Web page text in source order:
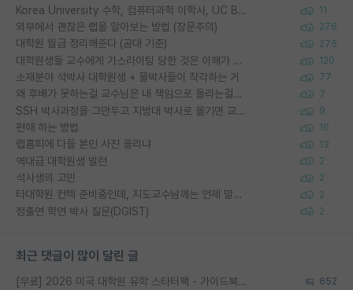
Korea University 수학, 컴퓨터과학 이학사, UC Berkeley 산업공학 대학원 공학박사가 되는 것은 쉽지 않겠죠? 11
외부에서 괜찮은 랩을 알아보는 방법 (장문주의) 276
대학원 월급 정리해준다 (공대 기준) 275
대학원생들 교수에게 가스라이팅 당한 것은 이해가 갑니다. 안타깝네요. 120
소재분야 석박사 대학원생 + 물박사들이 착각하는 거 77
왜 후배가 못하는걸 교수님은 내 책임으로 돌리는걸까요? 7
SSH 박사과정을 그만두고 지방대 박사로 옮기면 교수의 꿈은 끝일까요? 9
편애 하는 방법 16
랩홈피에 다들 본인 사진 올리냐 13
역대급 대학원생 빌런 2
석사생의 고민 2
타대학원 컨텍 준비중인데, 지도교수님께는 언제 말씀드려야 할까요? 2
정출연 학연 박사 질문(DGIST) 2
최근 댓글이 많이 달린 글
[무료] 2026 미국 대학원 유학 스타터팩 - 가이드북 & 합격자 컨택메일 템플릿 652